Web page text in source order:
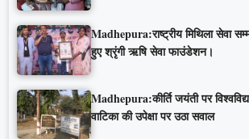
Madhepura:राष्ट्रीय मिथिला सेवा
हुए श्रृंगी ऋषि सेवा फाउंडेशन।
Madhepura:कीर्ति जयंती पर
वाटिका की उपेक्षा पर उठा सवाल